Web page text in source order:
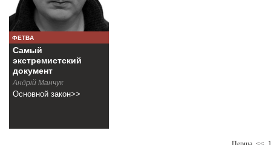
ФЕТВА
Самый
экстремистский
документ
Андрiй Манчук
Основной закон>>